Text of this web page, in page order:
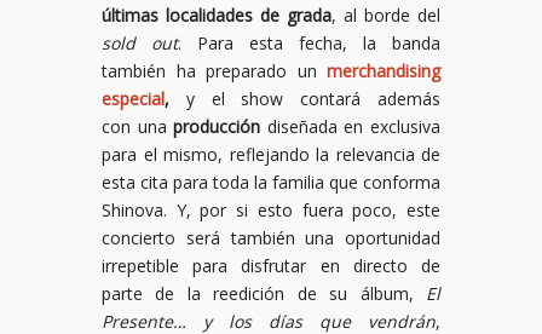
últimas localidades de grada, al borde del
sold out. Para esta fecha, la banda
también ha preparado un merchandising
especial, y el show
contará además
con unaproducción diseñada en exclusiva
para el mismo, reflejando la relevancia de
esta cita para toda la familia que conforma
Shinova. Y, por si esto fuera poco, este
concierto será también una oportunidad
irrepetible para disfrutar en directo de
parte de la reedición de su álbum, El
Presente… y los días que vendrán,